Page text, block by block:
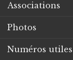
Associations
Photos
Numéros utiles